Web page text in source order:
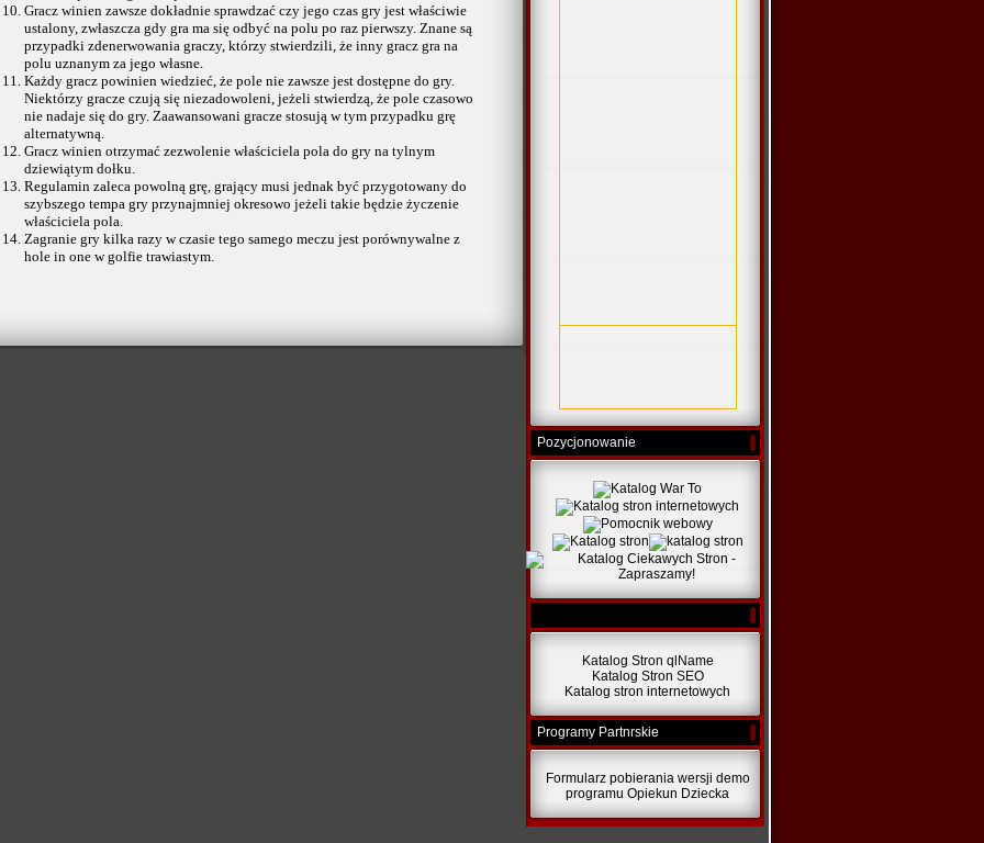
Gracz winien zawsze dokładnie sprawdzać czy jego czas gry jest właściwie
ustalony, zwłaszcza gdy gra ma się odbyć na polu po raz pierwszy. Znane są
przypadki zdenerwowania graczy, którzy stwierdzili, że inny gracz gra na
polu uznanym za jego własne.
Każdy gracz powinien wiedzieć, że pole nie zawsze jest dostępne do gry.
Niektórzy gracze czują się niezadowoleni, jeżeli stwierdzą, że pole czasowo
nie nadaje się do gry. Zaawansowani gracze stosują w tym przypadku grę
alternatywną.
Gracz winien otrzymać zezwolenie właściciela pola do gry na tylnym
dziewiątym dołku.
Regulamin zaleca powolną grę, grający musi jednak być przygotowany do
szybszego tempa gry przynajmniej okresowo jeżeli takie będzie życzenie
właściciela pola.
Zagranie gry kilka razy w czasie tego samego meczu jest porównywalne z
hole in one w golfie trawiastym.
Pozycjonowanie
Katalog Stron qlName
Katalog Stron SEO
Katalog stron internetowych
Programy Partnrskie
Formularz pobierania wersji demo
programu Opiekun Dziecka